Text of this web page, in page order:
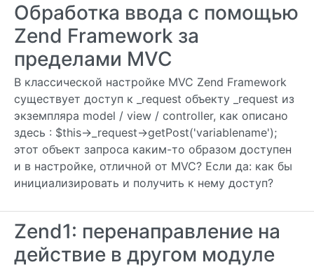
Обработка ввода с помощью
Zend Framework за
пределами MVC
В классической настройке MVC Zend Framework
существует доступ к _request объекту _request из
экземпляра model / view / controller, как описано
здесь : $this->_request->getPost('variablename');
этот объект запроса каким-то образом доступен
и в настройке, отличной от MVC? Если да: как бы
инициализировать и получить к нему доступ?
Zend1: перенаправление на
действие в другом модуле